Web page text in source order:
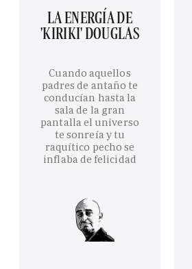
LA ENERGÍA DE
'KIRIKI' DOUGLAS
Cuando aquellos
padres de antaño te
conducían hasta la
sala de la gran
pantalla el universo
te sonreía y tu
raquítico pecho se
inflaba de felicidad